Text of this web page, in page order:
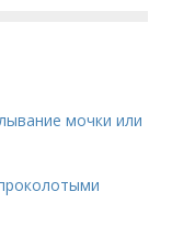
мочки или